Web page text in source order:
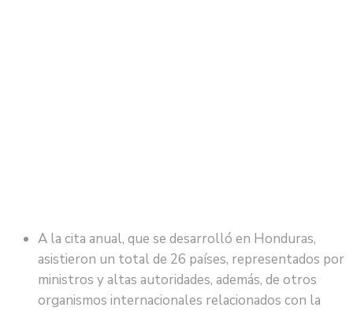
A la cita anual, que se desarrolló en Honduras,
asistieron un total de 26 países, representados por
ministros y altas autoridades, además, de otros
organismos internacionales relacionados con la